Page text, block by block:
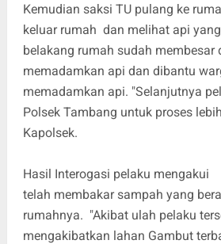
Kemudian saksi TU pulang ke
keluar rumah dan melihat api
belakang rumah sudah membesar
memadamkan api dan dibantu
memadamkan api. "Selanjutnya
Polsek Tambang untuk proses
Kapolsek.
Hasil Interogasi pelaku mengakui
telah membakar sampah yang
rumahnya. "Akibat ulah pelaku
mengakibatkan lahan Gambut